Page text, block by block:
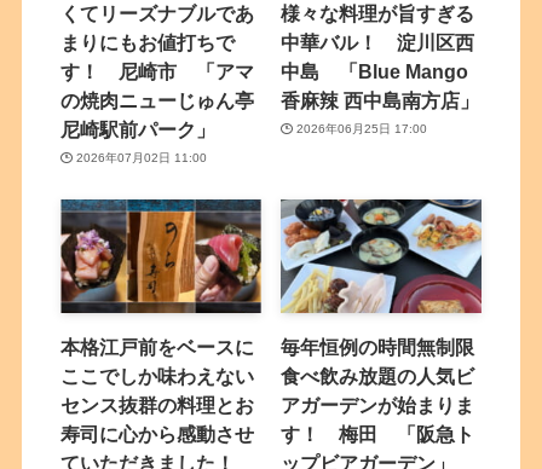
くてリーズナブルであ
まりにもお値打ちで
す！ 尼崎市 「アマ
の焼肉ニューじゅん亭
尼崎駅前パーク」
2026年07月02日 11:00
様々な料理が旨すぎる
中華バル！ 淀川区西
中島 「Blue Mango
香麻辣 西中島南方店」
2026年06月25日 17:00
本格江戸前をベースに
ここでしか味わえない
センス抜群の料理とお
寿司に心から感動させ
ていただきました！
毎年恒例の時間無制限
食べ飲み放題の人気ビ
アガーデンが始まりま
す！ 梅田 「阪急ト
ップビアガーデン」